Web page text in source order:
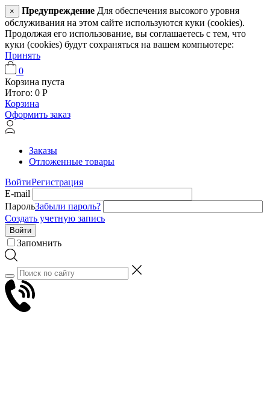
× Предупреждение Для обеспечения высокого уровня
обслуживания на этом сайте используются куки (cookies).
Продолжая его использование, вы соглашаетесь с тем, что
куки (cookies) будут сохраняться на вашем компьютере:
Принять
0
Корзина пуста
Итого: 0 Р
Корзина
Оформить заказ
Заказы
Отложенные товары
ВойтиРегистрация
E-mail
ПарольЗабыли пароль?
Создать учетную запись
Войти
Запомнить